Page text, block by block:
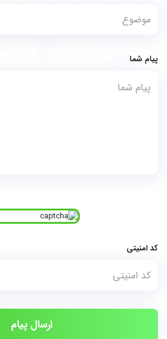
پیام شما
کد امنیتی
ارسال پیام